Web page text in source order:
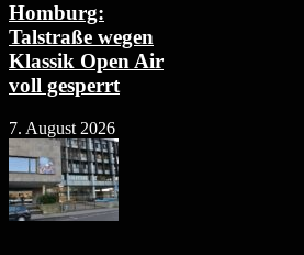
Homburg:
Talstraße wegen
Klassik Open Air
voll gesperrt
7. August 2026